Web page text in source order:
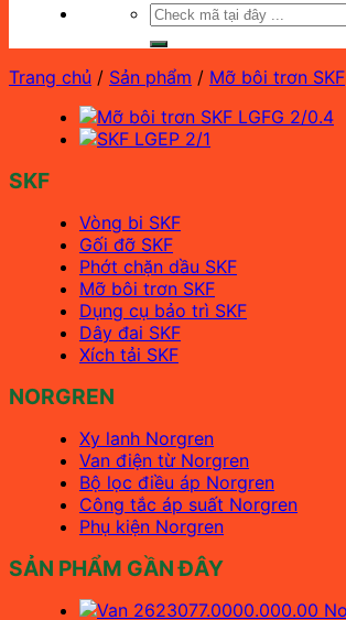
Tìm
Trang chủ / Sản phẩm / Mỡ bôi trơn SKF
SKF
Vòng bi SKF
Gối đỡ SKF
Phớt chặn dầu SKF
Mỡ bôi trơn SKF
Dụng cụ bảo trì SKF
Dây đai SKF
Xích tải SKF
NORGREN
Xy lanh Norgren
Van điện từ Norgren
Bộ lọc điều áp Norgren
Công tắc áp suất Norgren
Phụ kiện Norgren
SẢN PHẨM GẦN ĐÂY